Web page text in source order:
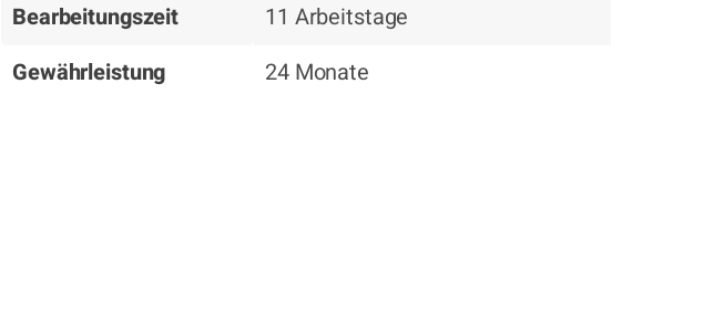
Bearbeitungszeit
11 Arbeitstage
Gewährleistung
24 Monate